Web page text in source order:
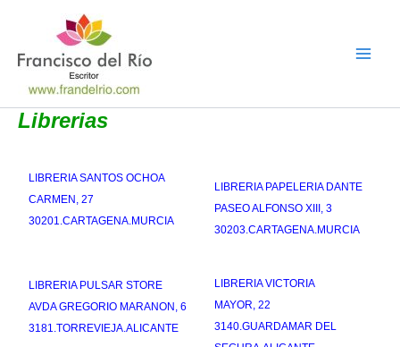
contenido
Librerias
LIBRERIA SANTOS OCHOA
CARMEN, 27
30201.CARTAGENA.MURCIA
LIBRERIA PAPELERIA DANTE
PASEO ALFONSO XIII, 3
30203.CARTAGENA.MURCIA
LIBRERIA PULSAR STORE
AVDA GREGORIO MARANON, 6
3181.TORREVIEJA.ALICANTE
LIBRERIA VICTORIA
MAYOR, 22
3140.GUARDAMAR DEL